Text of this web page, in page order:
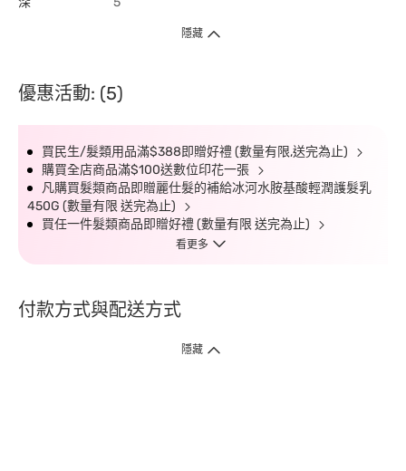
隱藏
優惠活動: (5)
買民生/髮類用品滿$388即贈好禮 (數量有限,送完為止)
購買全店商品滿$100送數位印花一張
凡購買髮類商品即贈麗仕髮的補給冰河水胺基酸輕潤護髮乳
450G (數量有限 送完為止)
買任一件髮類商品即贈好禮 (數量有限 送完為止)
看更多
付款方式與配送方式
隱藏